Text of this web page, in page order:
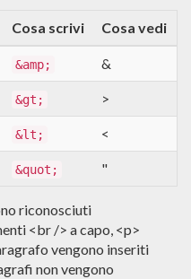
Cosa scrivi Cosa vedi
&amp; &
&gt; >
&lt; <
&quot; "
riconosciuti
<br /> a capo, <p>
vengono inseriti
non vengono